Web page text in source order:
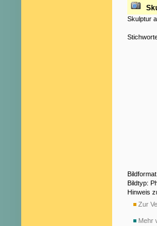
Skulptur
Bildtyp:
Hinweis
Zur
Mehr